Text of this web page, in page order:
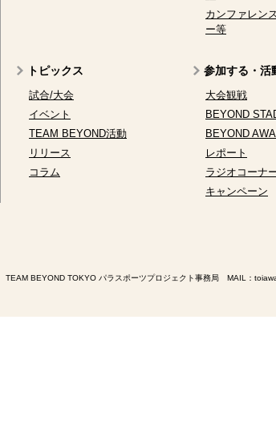
カンファレン
ー等
トピックス
試合/大会
イベント
TEAM BEYOND活動
リリース
コラム
参加する・活
大会観戦
BEYOND
BEYOND
レポート
ラジオコーナ
キャンペーン
TEAM BEYOND TOKYO パラスポーツプロジェクト事務局 MAIL：